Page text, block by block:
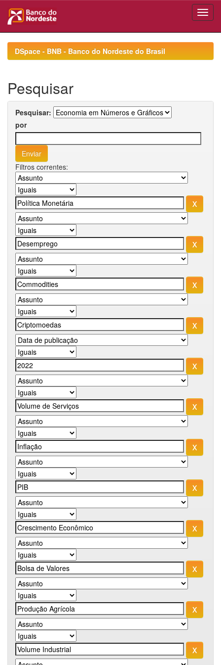
navigationDSpace - BNB - Banco do Nordeste do Brasil
Pesquisar
Pesquisar:
por
Filtros correntes: